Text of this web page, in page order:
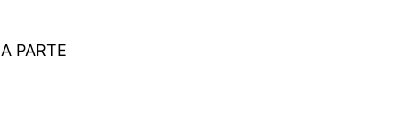
PARTE